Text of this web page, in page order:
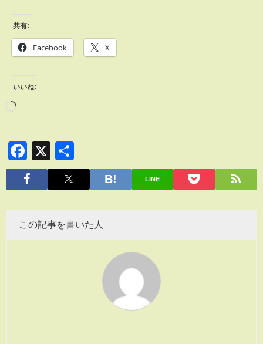
共有:
Facebook X
いいね:
Facebook
X
有
LINE
この記事を書いた人